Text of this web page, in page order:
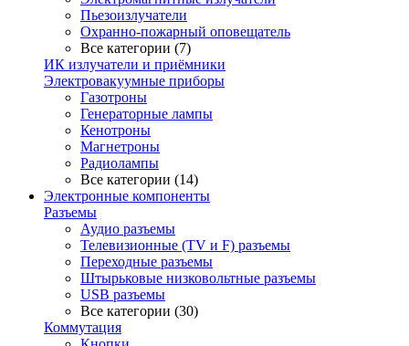
Пьезоизлучатели
Охранно-пожарный оповещатель
Все категории (7)
ИК излучатели и приёмники
Электровакуумные приборы
Газотроны
Генераторные лампы
Кенотроны
Магнетроны
Радиолампы
Все категории (14)
Электронные компоненты
Разъемы
Аудио разъемы
Телевизионные (TV и F) разъемы
Переходные разъемы
Штырьковые низковольтные разъемы
USB разъемы
Все категории (30)
Коммутация